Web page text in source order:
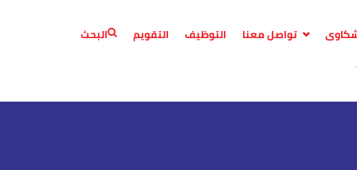
البحث التقويم التوظيف تواصل معنا